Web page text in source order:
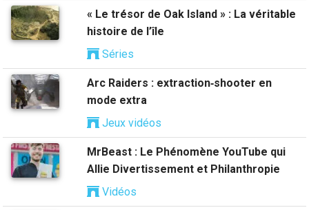
« Le trésor de Oak Island » : La véritable
histoire de l’île
Séries
Arc Raiders : extraction‑shooter en
mode extra
Jeux vidéos
MrBeast : Le Phénomène YouTube qui
Allie Divertissement et Philanthropie
Vidéos